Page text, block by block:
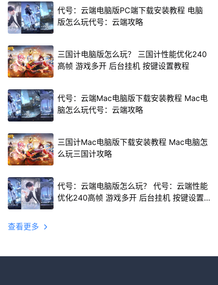
代号：云端电脑版PC端下载安装教程 电脑
版怎么玩代号：云端攻略
三国计电脑版怎么玩？ 三国计性能优化240
高帧 游戏多开 后台挂机 按键设置教程
代号：云端Mac电脑版下载安装教程 Mac电
脑怎么玩代号：云端攻略
三国计Mac电脑版下载安装教程 Mac电脑怎
么玩三国计攻略
代号：云端电脑版怎么玩？ 代号：云端性能
优化240高帧 游戏多开 后台挂机 按键设置
查看更多